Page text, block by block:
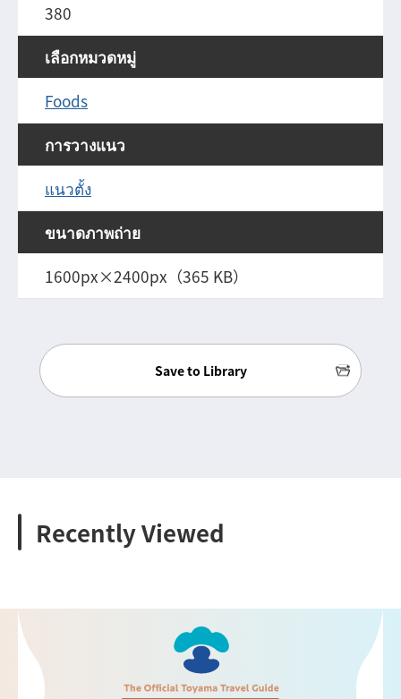
380
เลือกหมวดหมู่
Foods
การวางแนว
แนวตั้ง
ขนาดภาพถ่าย
1600px×2400px（365 KB）
Save to Library
Recently Viewed